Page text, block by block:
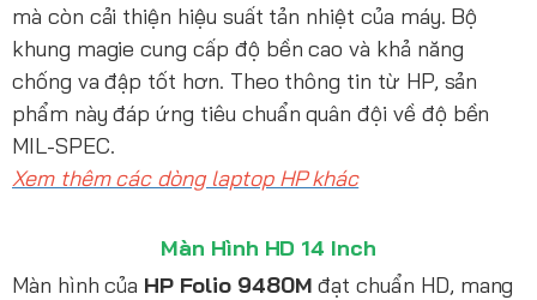
mà còn cải thiện hiệu suất tản nhiệt của máy. Bộ
khung magie cung cấp độ bền cao và khả năng
chống va đập tốt hơn. Theo thông tin từ HP, sản
phẩm này đáp ứng tiêu chuẩn quân đội về độ bền
MIL-SPEC.
Xem thêm các dòng laptop HP khác
Màn Hình HD 14 Inch
Màn hình của HP Folio 9480M đạt chuẩn HD, mang